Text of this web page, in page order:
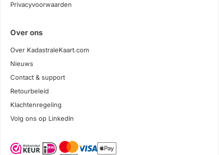
Privacyvoorwaarden
Over ons
Over KadastraleKaart.com
Nieuws
Contact & support
Retourbeleid
Klachtenregeling
Volg ons op LinkedIn